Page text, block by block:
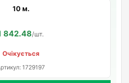
10 м.
842.48/шт.
Очікується
1729197